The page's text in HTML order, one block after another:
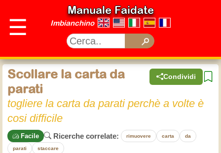
☰
Manuale Faidate
Imbianchino
Condividi
Scollare la carta da
parati
togliere la carta da parati perchè a volte è
cosi difficile
Facile Ricerche correlate: rimuovere carta da
parati staccare